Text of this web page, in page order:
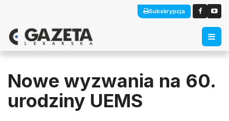
Subskrypcja
Nowe wyzwania na 60.
urodziny UEMS